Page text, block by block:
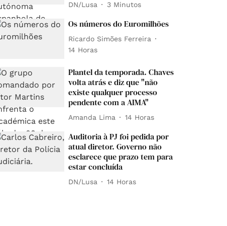
DN/Lusa 3 Minutos
Os números do Euromilhões
Ricardo Simões Ferreira
14 Horas
Plantel da temporada. Chaves
volta atrás e diz que "não
existe qualquer processo
pendente com a AIMA"
Amanda Lima 14 Horas
Auditoria à PJ foi pedida por
atual diretor. Governo não
esclarece que prazo tem para
estar concluída
DN/Lusa 14 Horas